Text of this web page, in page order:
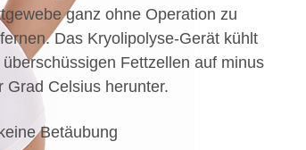
ganz ohne Operation zu
Das Kryolipolyse-Gerät kühlt
überschüssigen Fettzellen auf minus
Grad Celsius herunter.
Betäubung